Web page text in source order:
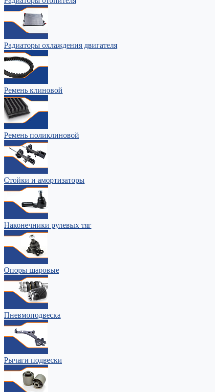
Радиаторы охлаждения двигателя
Ремень клиновой
Ремень поликлиновой
Стойки и амортизаторы
Наконечники рулевых тяг
Опоры шаровые
Пневмоподвеска
Рычаги подвески